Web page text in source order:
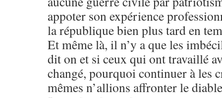
appoter son expérience
la république bien plus tard en
Et même là, il n’y a que les
dit on et si ceux qui ont travaillé
changé, pourquoi continuer à les
mêmes n’allions affronter le